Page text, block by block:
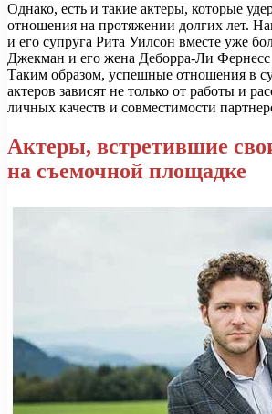
Однако, есть и такие актеры, которые
отношения на протяжении долгих лет.
и его супруга Рита Уилсон вместе уже
Джекман и его жена Деборра-Ли
Таким образом, успешные отношения в
актеров зависят не только от работы и
личных качеств и совместимости
Актеры, встретившие
на съемочной площадке